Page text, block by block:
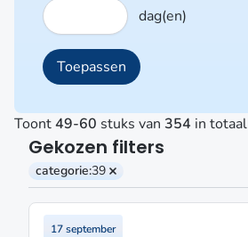
dag(en)
Toont49-60 stuks van 354 in totaal
Gekozen filters
categorie:39 Verwijder filter
17 september